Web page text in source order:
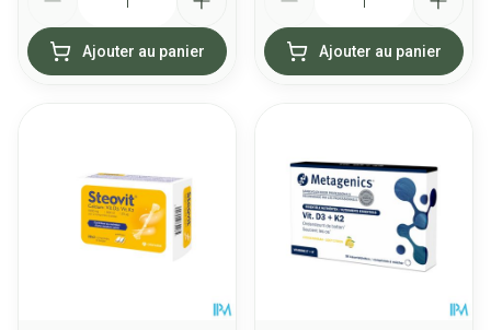
Ajouter au panier Ajouter au panier